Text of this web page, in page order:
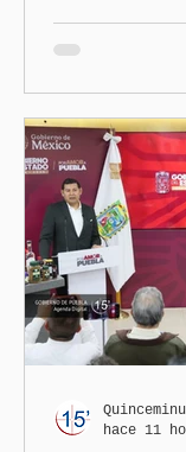
gobernador
Alejandro
respaldó
presidenta
dirigencia
Morena y
la
Honor y
de la
el
hace 11